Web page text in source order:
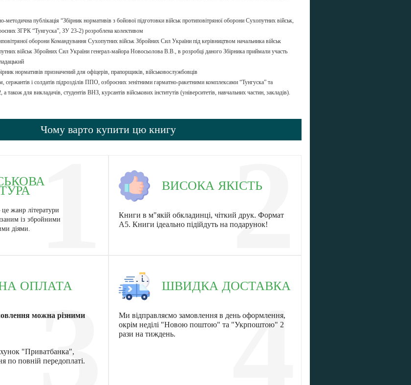
методична публікація “Збірник нормативів з бойової підготовки військ протиповітряної оборони Сухопутних військ,
ЗГРК “Тунгуска”, ЗУ 23-2) розроблена колективом
оборони Командування Сухопутних військ Збройних Сил України під керівництвом начальника військ
військ Збройних Сил України генерал-майора Новосьолова В.В., в розробці даного Збірника приймали участь
нормативів призначений для офіцерів, прапорщиків, військовослужбовців
сержантів і солдатів підрозділів ППО, озброєних зенітними гарматно-ракетними комплексами “Тунгуска” та
також для викладачів, студентів ВНЗ, курсантів військових інститутів (університетів, навчальних частин, закладів).
Чому варто купити цю книгу
1
це жанр літератури
із збройними
діями.
2
ВИСОКА ЯКІСТЬ
Книги в м"якій обкладинці, чіткий друк. Формат
А5. Книги ідеально підійдуть на подарунок!
3
ОПЛАТА
можна різними
"Приватбанка",
по повній передоплаті.
4
ШВИДКА ДОСТАВКА
Ми відправляємо замовлення в день оформлення,
окрім неділі "Новою поштою" та "Укрпоштою" 2
рази на тиждень.